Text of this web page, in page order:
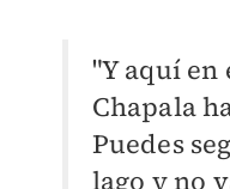
"Y aquí en
Chapala
Puedes
lago y no